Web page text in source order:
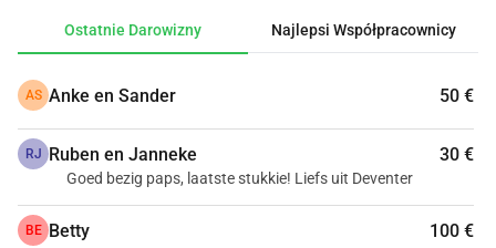
Ostatnie Darowizny Najlepsi Współpracownicy
AS Anke en Sander 50 €
RJ Ruben en Janneke 30 €
Goed bezig paps, laatste stukkie! Liefs uit Deventer
BE Betty 100 €